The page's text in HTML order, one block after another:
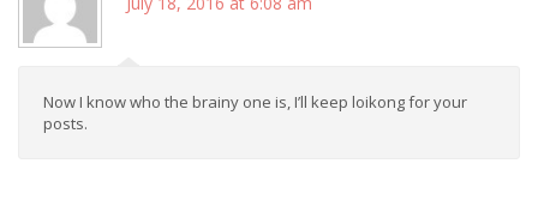
Now I know who the brainy one is, I’ll keep loikong for your
posts.